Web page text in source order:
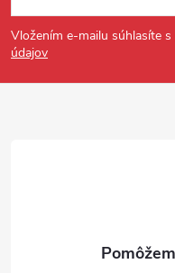
Vložením e-mailu súhlasíte s
údajov